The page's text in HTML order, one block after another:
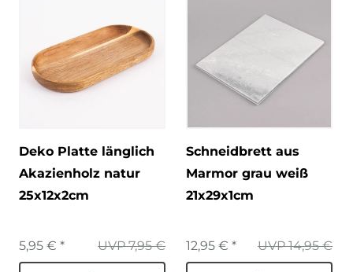
Deko Platte länglich
Akazienholz natur
25x12x2cm
UVP 7,95 €
5,95 € *
Schneidbrett aus
Marmor grau weiß
21x29x1cm
UVP 14,95 €
12,95 € *